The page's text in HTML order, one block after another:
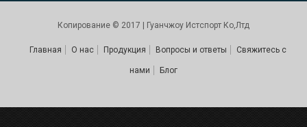
Копирование © 2017 | Гуанчжоу Истспорт Ко,Лтд
Главная О нас Продукция Вопросы и ответы Свяжитесь с
нами Блог